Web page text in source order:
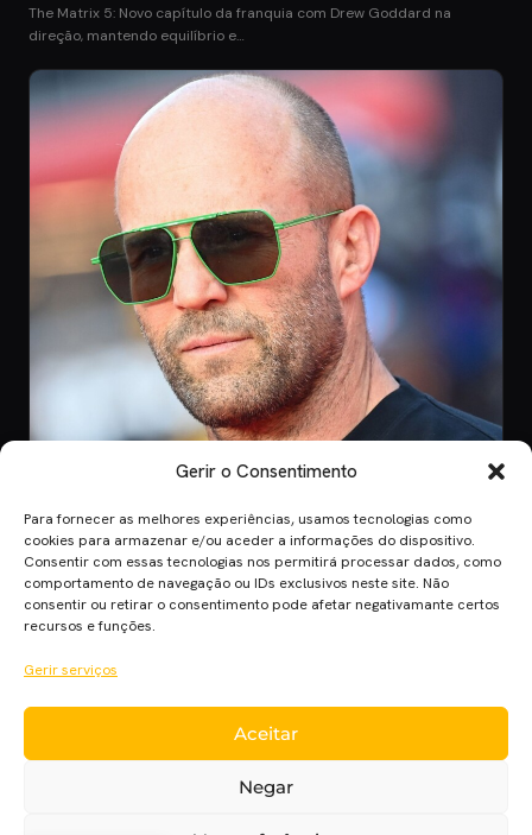
Gerir o Consentimento
Para fornecer as melhores experiências, usamos tecnologias como
cookies para armazenar e/ou aceder a informações do dispositivo.
Consentir com essas tecnologias nos permitirá processar dados, como
comportamento de navegação ou IDs exclusivos neste site. Não
consentir ou retirar o consentimento pode afetar negativamante certos
recursos e funções.
Gerir serviços
Aceitar
Negar
The Matrix 5: Novo capítulo da franquia com Drew Goddard na
direção, mantendo equilíbrio e…
CINEMA
8 Jul 2026
Mutiny: O Novo Thriller de Ação de Jason
Statham em 2026
quando o filme chega aos cinem…